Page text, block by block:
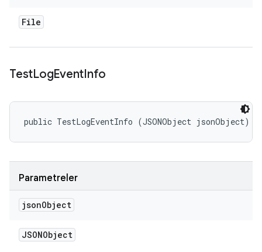
File
TestLogEventInfo
public TestLogEventInfo (JSONObject jsonObject)
Parametreler
jsonObject
JSONObject